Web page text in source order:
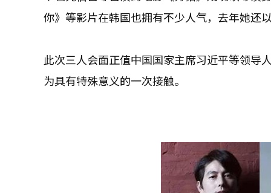
你》等影片在韩国也拥有不少人气，去年她还
此次三人会面正值中国国家主席习近平等领
为具有特殊意义的一次接触。